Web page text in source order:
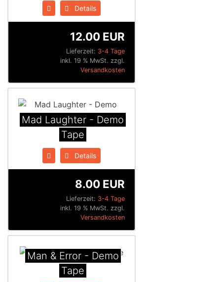
Details
Lieferzeit: 3-4 Tage
12.00 EUR
inkl. 19 % MwSt. zzgl.
Versandkosten
Mad Laughter - Demo
Tape
Details
Lieferzeit: 3-4 Tage
8.00 EUR
inkl. 19 % MwSt. zzgl.
Versandkosten
Man & Error - Demo
Tape